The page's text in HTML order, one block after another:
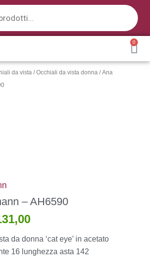
0
da vista /Occhiali da vista donna / Ana
– AH6590
Il
attuale
è:
da donna ‘cat eye’ in acetato
16 lunghezza asta 142